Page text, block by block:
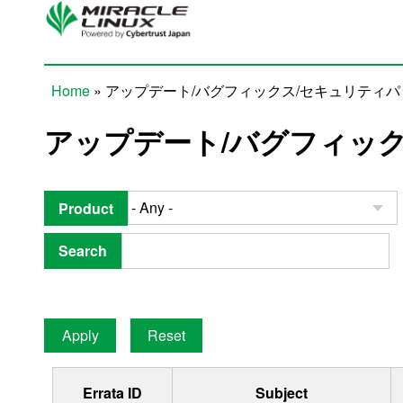
Skip to main content
Home » アップデート/バグフィックス/セキュリティ
アップデート/バグフィッ
Product
Search
Errata ID Subject